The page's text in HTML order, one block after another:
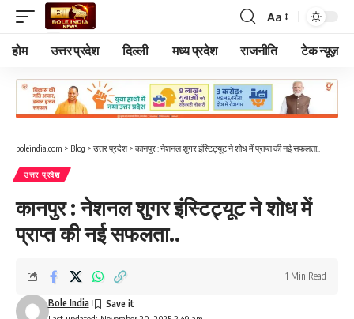
Font
Resizer
Aa
होम उत्तर प्रदेश दिल्ली मध्य प्रदेश राजनीति टेक न्यूज़
boleindia.com > Blog > उत्तर प्रदेश> कानपुर : नेशनल शुगर इंस्टिट्यूट ने शोध में प्राप्त की नई सफलता..
उत्तर प्रदेश
कानपुर : नेशनल शुगर इंस्टिट्यूट ने शोध में
प्राप्त की नई सफलता..
Bole India
1 Min Read